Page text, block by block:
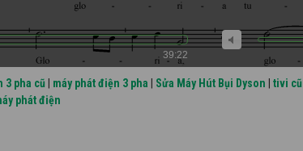
39:22
3 pha cũ máy phát điện 3 pha Sửa Máy Hút Bụi Dyson tivi cũ
phát điện